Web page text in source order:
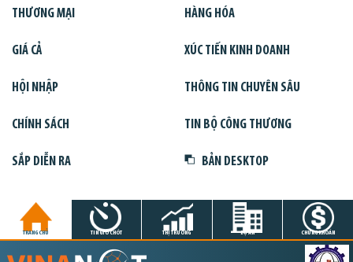
THƯƠNG MẠI HÀNG HÓA
GIÁ CẢ XÚC TIẾN KINH DOANH
HỘI NHẬP THÔNG TIN CHUYÊN SÂU
CHÍNH SÁCH TIN BỘ CÔNG THƯƠNG
SẮP DIỄN RA BẢN DESKTOP
TRANG CHỦ TIN GIỜ CHÓT THỊ TRƯỜNG DỰ ÁN CHỨNG KHOÁN